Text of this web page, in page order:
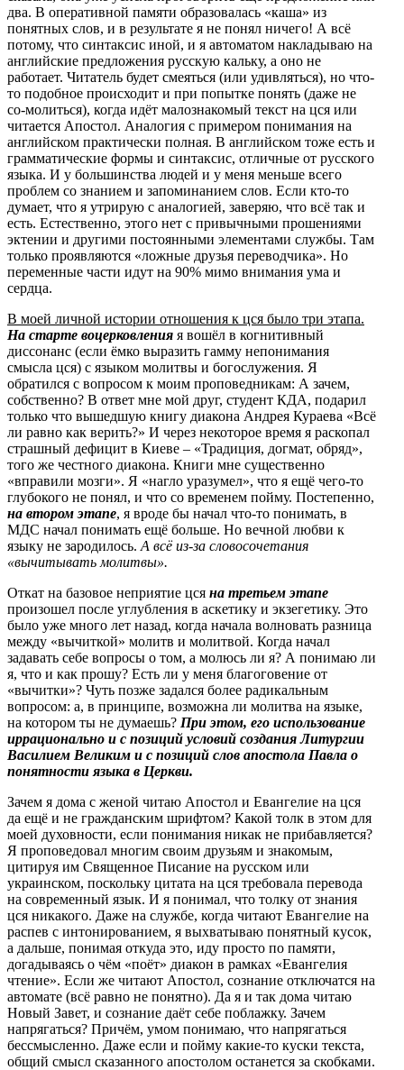
два. В оперативной памяти образовалась «каша» из
понятных слов, и в результате я не понял ничего! А всё
потому, что синтаксис иной, и я автоматом накладываю на
английские предложения русскую кальку, а оно не
работает. Читатель будет смеяться (или удивляться), но что-
то подобное происходит и при попытке понять (даже не
со-молиться), когда идёт малознакомый текст на цся или
читается Апостол. Аналогия с примером понимания на
английском практически полная. В английском тоже есть и
грамматические формы и синтаксис, отличные от русского
языка. И у большинства людей и у меня меньше всего
проблем со знанием и запоминанием слов. Если кто-то
думает, что я утрирую с аналогией, заверяю, что всё так и
есть. Естественно, этого нет с привычными прошениями
эктении и другими постоянными элементами службы. Там
только проявляются «ложные друзья переводчика». Но
переменные части идут на 90% мимо внимания ума и
сердца.
В моей личной истории отношения к цся было три этапа.
На старте воцерковления я вошёл в когнитивный
диссонанс (если ёмко выразить гамму непонимания
смысла цся) с языком молитвы и богослужения. Я
обратился с вопросом к моим проповедникам: А зачем,
собственно? В ответ мне мой друг, студент КДА, подарил
только что вышедшую книгу диакона Андрея Кураева «Всё
ли равно как верить?» И через некоторое время я раскопал
страшный дефицит в Киеве – «Традиция, догмат, обряд»,
того же честного диакона. Книги мне существенно
«вправили мозги». Я «нагло уразумел», что я ещё чего-то
глубокого не понял, и что со временем пойму. Постепенно,
на втором этапе, я вроде бы начал что-то понимать, в
МДС начал понимать ещё больше. Но вечной любви к
языку не зародилось. А всё из-за словосочетания
«вычитывать молитвы».
Откат на базовое неприятие цся на третьем этапе
произошел после углубления в аскетику и экзегетику. Это
было уже много лет назад, когда начала волновать разница
между «вычиткой» молитв и молитвой. Когда начал
задавать себе вопросы о том, а молюсь ли я? А понимаю ли
я, что и как прошу? Есть ли у меня благоговение от
«вычитки»? Чуть позже задался более радикальным
вопросом: а, в принципе, возможна ли молитва на языке,
на котором ты не думаешь? При этом, его использование
иррационально и с позиций условий создания Литургии
Василием Великим и с позиций слов апостола Павла о
понятности языка в Церкви.
Зачем я дома с женой читаю Апостол и Евангелие на цся
да ещё и не гражданским шрифтом? Какой толк в этом для
моей духовности, если понимания никак не прибавляется?
Я проповедовал многим своим друзьям и знакомым,
цитируя им Священное Писание на русском или
украинском, поскольку цитата на цся требовала перевода
на современный язык. И я понимал, что толку от знания
цся никакого. Даже на службе, когда читают Евангелие на
распев с интонированием, я выхватываю понятный кусок,
а дальше, понимая откуда это, иду просто по памяти,
догадываясь о чём «поёт» диакон в рамках «Евангелия
чтение». Если же читают Апостол, сознание отключатся на
автомате (всё равно не понятно). Да я и так дома читаю
Новый Завет, и сознание даёт себе поблажку. Зачем
напрягаться? Причём, умом понимаю, что напрягаться
бессмысленно. Даже если и пойму какие-то куски текста,
общий смысл сказанного апостолом останется за скобками.